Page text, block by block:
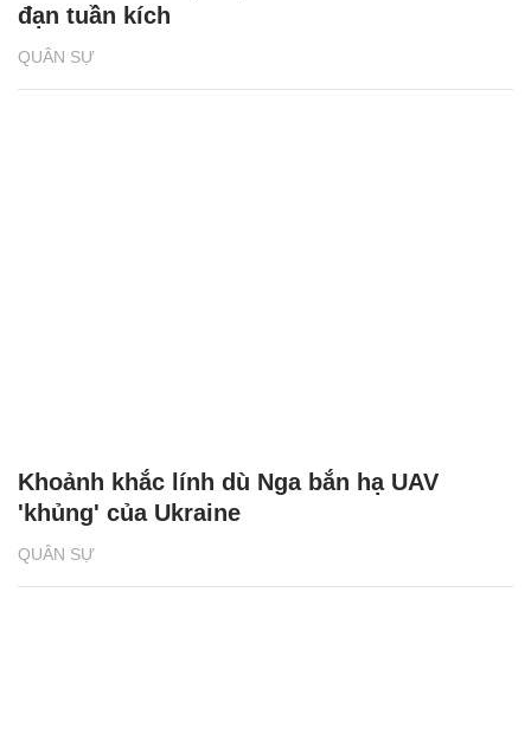
QUÂN SỰ
đạn tuần kích
QUÂN SỰ
Khoảnh khắc lính dù Nga bắn hạ UAV
'khủng' của Ukraine